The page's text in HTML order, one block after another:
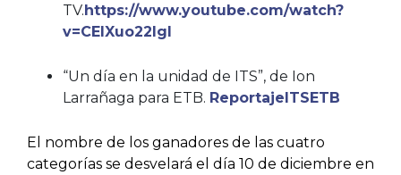
TV.https://www.youtube.com/watch?
v=CEIXuo22IgI
“Un día en la unidad de ITS”, de Ion
Larrañaga para ETB. ReportajeITSETB
El nombre de los ganadores de las cuatro
categorías se desvelará el día 10 de diciembre en